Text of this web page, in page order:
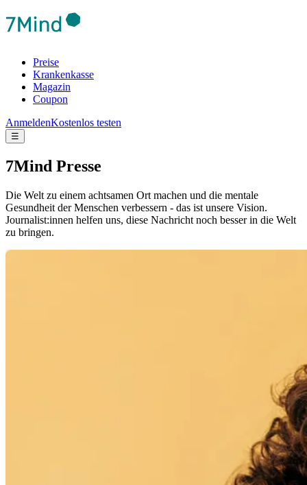
Preise
Krankenkasse
Magazin
Coupon
AnmeldenKostenlos testen
☰
7Mind Presse
Die Welt zu einem achtsamen Ort machen und die mentale
Gesundheit der Menschen verbessern - das ist unsere Vision.
Journalist:innen helfen uns, diese Nachricht noch besser in die Welt
zu bringen.